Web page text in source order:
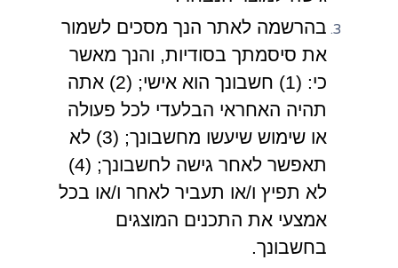
בהרשמה לאתר הנך מסכים לשמור
את סיסמתך בסודיות, והנך מאשר
כי: (1) חשבונך הוא אישי; (2) אתה
תהיה האחראי הבלעדי לכל פעולה
או שימוש שיעשו מחשבונך; (3) לא
תאפשר לאחר גישה לחשבונך; (4)
לא תפיץ ו/או תעביר לאחר ו/או בכל
אמצעי את התכנים המוצגים
בחשבונך.